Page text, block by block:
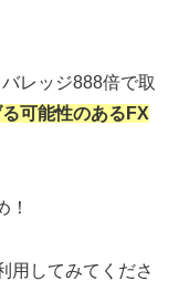
レッジ888倍で取
可能性のあるFX
！
用してみてくださ